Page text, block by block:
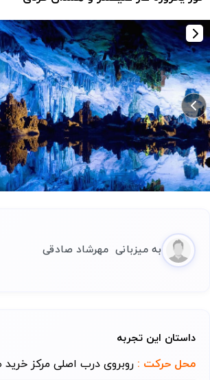
به میزبانی مهرشاد صادقی
داستان این تجربه
محل حرکت : روبروی درب اصلی مرکز خرید